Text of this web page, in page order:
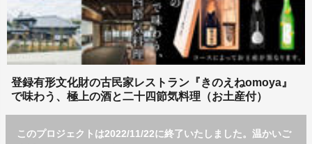
登録有形文化財の古民家レストラン『きのえねomoya』
で味わう、極上の酒と二十四節気料理（お土産付）
このプロジェクトは2022/11/22に終了いたしました。温かいご